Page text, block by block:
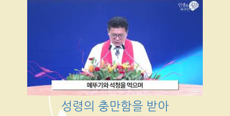
성령의 충만함을 받아